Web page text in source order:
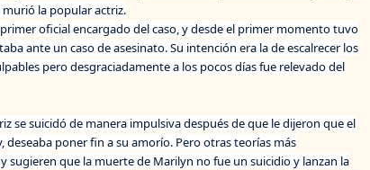
la popular actriz.
oficial encargado del caso, y desde el primer momento tuvo
ante un caso de asesinato. Su intención era la de escalrecer los
pero desgraciadamente a los pocos días fue relevado del
se suicidó de manera impulsiva después de que le dijeron que el
deseaba poner fin a su amorío. Pero otras teorías más
sugieren que la muerte de Marilyn no fue un suicidio y lanzan la